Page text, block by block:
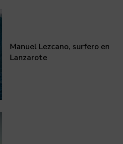
Manuel Lezcano, surfero en
Lanzarote